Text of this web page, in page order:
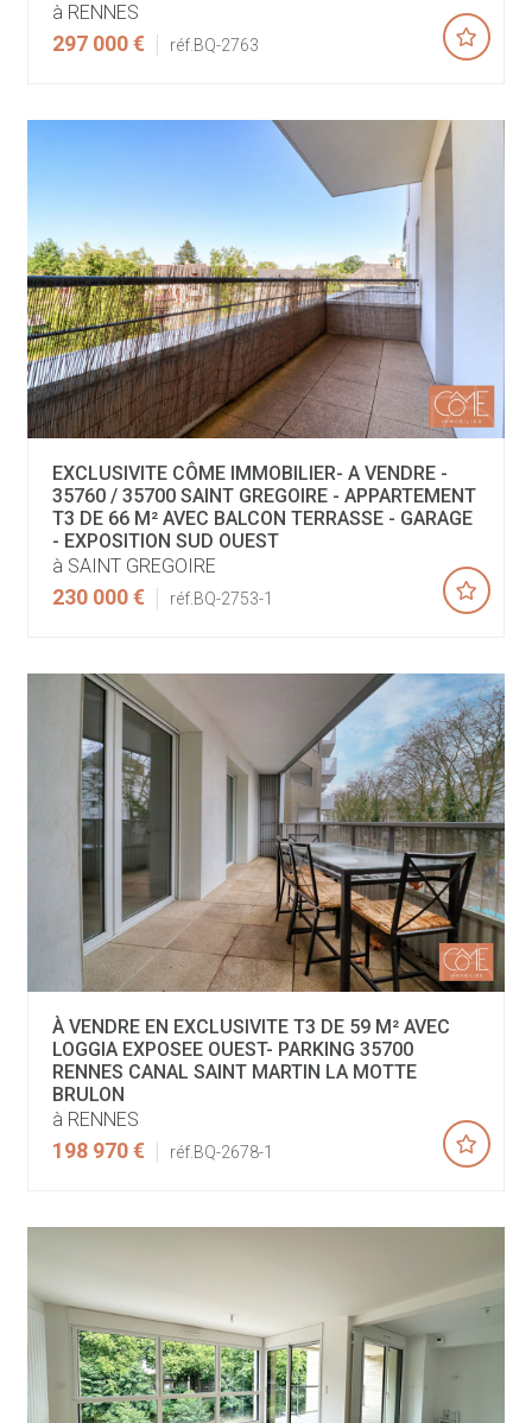
à RENNES
297 000 € réf.BQ-2763
EXCLUSIVITE CÔME IMMOBILIER- A VENDRE -
35760 / 35700 SAINT GREGOIRE - APPARTEMENT
T3 DE 66 M² AVEC BALCON TERRASSE - GARAGE
- EXPOSITION SUD OUEST
à SAINT GREGOIRE
230 000 € réf.BQ-2753-1
À VENDRE EN EXCLUSIVITE T3 DE 59 M² AVEC
LOGGIA EXPOSEE OUEST- PARKING 35700
RENNES CANAL SAINT MARTIN LA MOTTE
BRULON
à RENNES
198 970 € réf.BQ-2678-1